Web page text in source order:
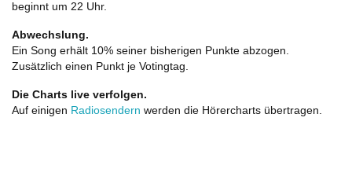
beginnt um 22 Uhr.
Abwechslung.
Ein Song erhält 10% seiner bisherigen Punkte abzogen.
Zusätzlich einen Punkt je Votingtag.
Die Charts live verfolgen.
Auf einigen Radiosendern werden die Hörercharts übertragen.